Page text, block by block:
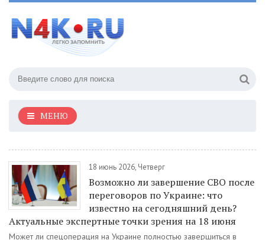
МЕНЮ
18 июнь 2026, Четверг
Возможно ли завершение СВО после
переговоров по Украине: что
известно на сегодняшний день?
Актуальные экспертные точки зрения на 18 июня
Может ли спецоперация на Украине полностью завершиться в